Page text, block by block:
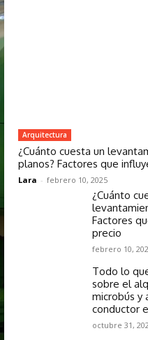
Arquitectura
¿Cuánto cuesta un
planos? Factores que
Lara - febrero 10, 2025
¿Cuánto
Factores
precio
febrero 10,
Todo lo
sobre el
microbús y
conductor
octubre 31,